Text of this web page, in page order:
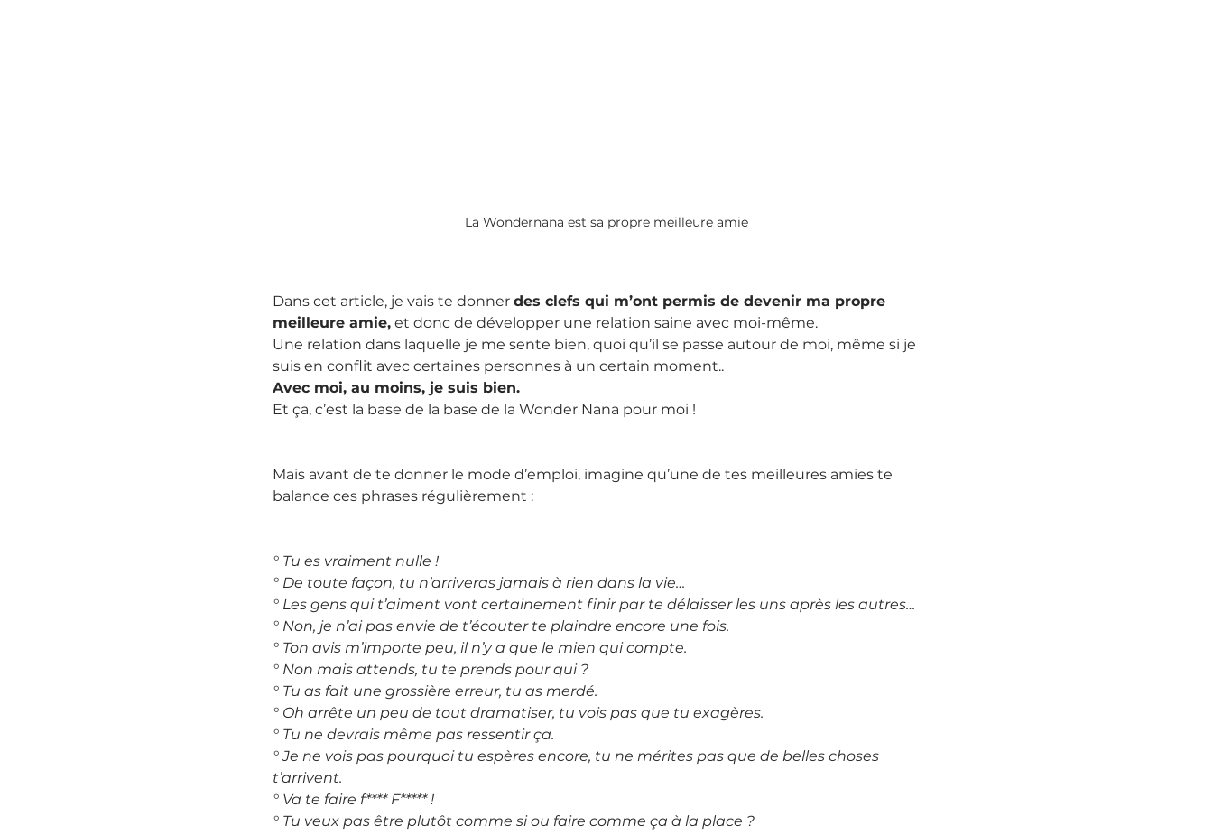
La Wondernana est sa propre meilleure amie
Dans cet article, je vais te donner des clefs qui m’ont permis de devenir ma propre
meilleure amie, et donc de développer une relation saine avec moi-même.
Une relation dans laquelle je me sente bien, quoi qu’il se passe autour de moi, même si je
suis en conflit avec certaines personnes à un certain moment..
Avec moi, au moins, je suis bien.
Et ça, c’est la base de la base de la Wonder Nana pour moi !
Mais avant de te donner le mode d’emploi, imagine qu’une de tes meilleures amies te
balance ces phrases régulièrement :
° Tu es vraiment nulle !
° De toute façon, tu n’arriveras jamais à rien dans la vie…
° Les gens qui t’aiment vont certainement finir par te délaisser les uns après les autres…
° Non, je n’ai pas envie de t’écouter te plaindre encore une fois.
° Ton avis m’importe peu, il n’y a que le mien qui compte.
° Non mais attends, tu te prends pour qui ?
° Tu as fait une grossière erreur, tu as merdé.
° Oh arrête un peu de tout dramatiser, tu vois pas que tu exagères.
° Tu ne devrais même pas ressentir ça.
° Je ne vois pas pourquoi tu espères encore, tu ne mérites pas que de belles choses
t’arrivent.
° Va te faire f**** F***** !
° Tu veux pas être plutôt comme si ou faire comme ça à la place ?